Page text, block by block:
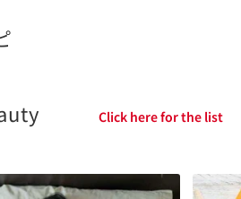
Click here for the list